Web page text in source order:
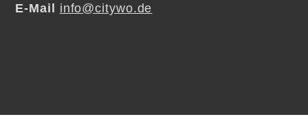
E-Mail info@citywo.de